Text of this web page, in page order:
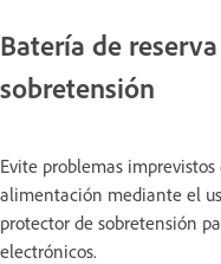
Batería de
sobretensión
Evite problemas
alimentación mediante el
protector de sobretensión
electrónicos.